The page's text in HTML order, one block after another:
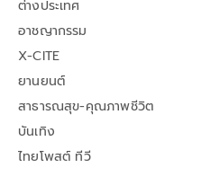
ต่างประเทศ
อาชญากรรม
X-CITE
ยานยนต์
สาธารณสุข-คุณภาพชีวิต
บันเทิง
ไทยโพสต์ ทีวี